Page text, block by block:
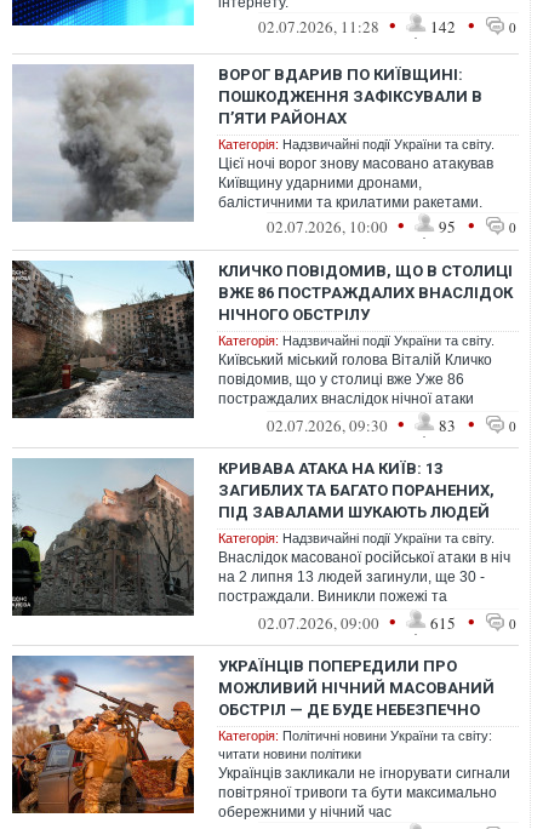
02.07.2026, 11:28 • 142 • 0
ВОРОГ ВДАРИВ ПО КИЇВЩИНІ:
ПОШКОДЖЕННЯ ЗАФІКСУВАЛИ В
П’ЯТИ РАЙОНАХ
Категорія: Надзвичайні події України та світу.
Цієї ночі ворог знову масовано атакував
Київщину ударними дронами,
балістичними та крилатими ракетами.
02.07.2026, 10:00 • 95 • 0
КЛИЧКО ПОВІДОМИВ, ЩО В СТОЛИЦІ
ВЖЕ 86 ПОСТРАЖДАЛИХ ВНАСЛІДОК
НІЧНОГО ОБСТРІЛУ
Категорія: Надзвичайні події України та світу.
Київський міський голова Віталій Кличко
повідомив, що у столиці вже Уже 86
постраждалих внаслідок нічної атаки
02.07.2026, 09:30 • 83 • 0
КРИВАВА АТАКА НА КИЇВ: 13
ЗАГИБЛИХ ТА БАГАТО ПОРАНЕНИХ,
ПІД ЗАВАЛАМИ ШУКАЮТЬ ЛЮДЕЙ
Категорія: Надзвичайні події України та світу.
Внаслідок масованої російської атаки в ніч
на 2 липня 13 людей загинули, ще 30 -
постраждали. Виникли пожежі та
руйнування цивільної інфраструктури й ...
02.07.2026, 09:00 • 615 • 0
УКРАЇНЦІВ ПОПЕРЕДИЛИ ПРО
МОЖЛИВИЙ НІЧНИЙ МАСОВАНИЙ
ОБСТРІЛ — ДЕ БУДЕ НЕБЕЗПЕЧНО
Категорія: Політичні новини України та світу:
читати новини політики
Українців закликали не ігнорувати сигнали
повітряної тривоги та бути максимально
обережними у нічний час